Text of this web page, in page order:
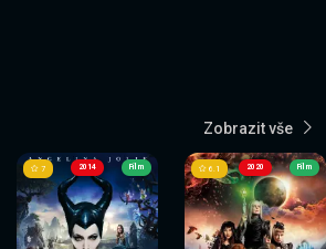
Zobrazit vše
2014
7 Film 2020
6.1 Film